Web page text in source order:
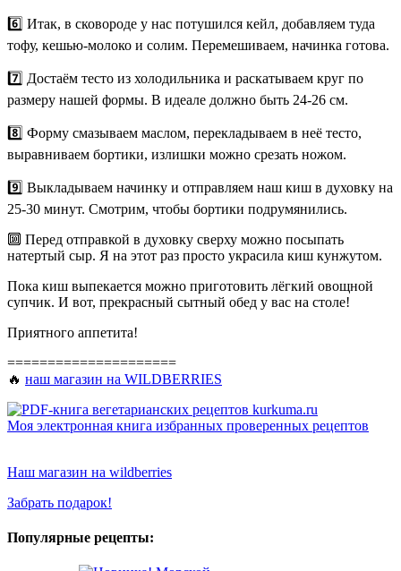
6️⃣ Итак, в сковороде у нас потушился кейл, добавляем туда
тофу, кешью-молоко и солим. Перемешиваем, начинка готова.
7️⃣ Достаём тесто из холодильника и раскатываем круг по
размеру нашей формы. В идеале должно быть 24-26 см.
8️⃣ Форму смазываем маслом, перекладываем в неё тесто,
выравниваем бортики, излишки можно срезать ножом.
9️⃣ Выкладываем начинку и отправляем наш киш в духовку на
25-30 минут. Смотрим, чтобы бортики подрумянились.
🔟 Перед отправкой в духовку сверху можно посыпать
натертый сыр. Я на этот раз просто украсила киш кунжутом.
Пока киш выпекается можно приготовить лёгкий овощной
супчик. И вот, прекрасный сытный обед у вас на столе!
Приятного аппетита!
=====================
🔥 наш магазин на WILDBERRIES
Моя электронная книга избранных проверенных рецептов
Наш магазин на wildberries
Забрать подарок!
Популярные рецепты: